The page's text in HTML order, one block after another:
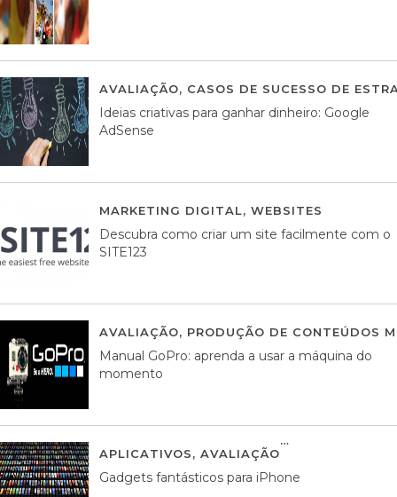
AVALIAÇÃO, CASOS DE SUCESSO DE
Ideias criativas para ganhar dinheiro: Google
AdSense
MARKETING DIGITAL, WEBSITES
Descubra como criar um site facilmente com o
SITE123
AVALIAÇÃO, PRODUÇÃO DE CONTEÚDOS
Manual GoPro: aprenda a usar a máquina do
momento
APLICATIVOS, AVALIAÇÃO
Gadgets fantásticos para iPhone